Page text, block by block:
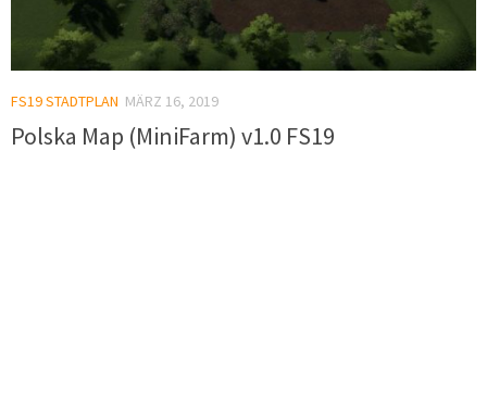
FS19 STADTPLAN MÄRZ 16, 2019
Polska Map (MiniFarm) v1.0 FS19